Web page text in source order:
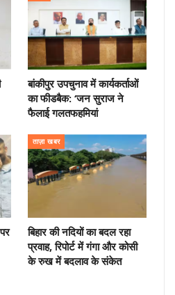
बांकीपुर उपचुनाव में कार्यकर्ताओं
का फीडबैक: ‘जन सुराज ने
फैलाई गलतफहमियां
ताज़ा खबर
बिहार की नदियों का बदल रहा
प्रवाह, रिपोर्ट में गंगा और कोसी
के रुख में बदलाव के संकेत